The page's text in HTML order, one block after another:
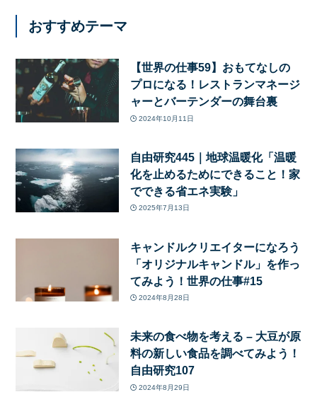
おすすめテーマ
【世界の仕事59】おもてなしの
プロになる！レストランマネージ
ャーとバーテンダーの舞台裏
2024年10月11日
自由研究445｜地球温暖化「温暖
化を止めるためにできること！家
でできる省エネ実験」
2025年7月13日
キャンドルクリエイターになろう
「オリジナルキャンドル」を作っ
てみよう！世界の仕事#15
2024年8月28日
未来の食べ物を考える – 大豆が原
料の新しい食品を調べてみよう！
自由研究107
2024年8月29日